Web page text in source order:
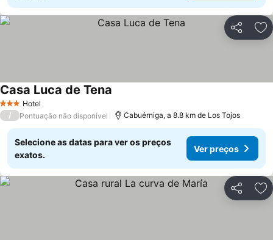
Partilhar
3 EstrelasHotel
Casa Luca de Tena
/ Pontuação não disponível Cabuérniga, a 8.8 km de Los Tojos
Selecione as datas para ver os preços
exatos.
Ver preços
Partilhar